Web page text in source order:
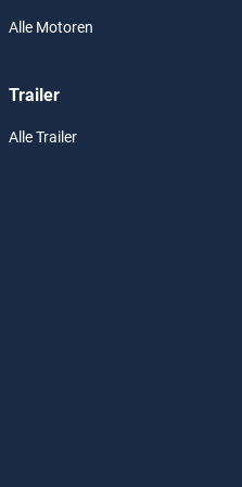
Alle Motoren
Trailer
Alle Trailer